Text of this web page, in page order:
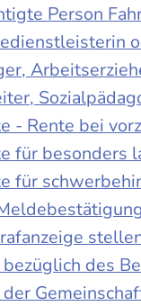
Person
- Rente bei
für besonders
für
des